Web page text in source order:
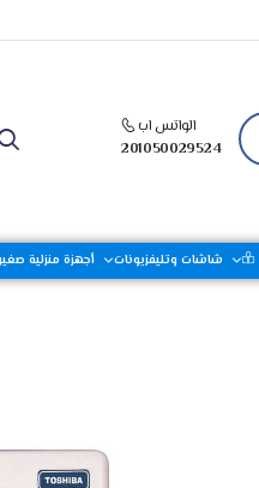
الواتس اب
201050029524
أجهزة منزلية شاشات وتليفزيونات